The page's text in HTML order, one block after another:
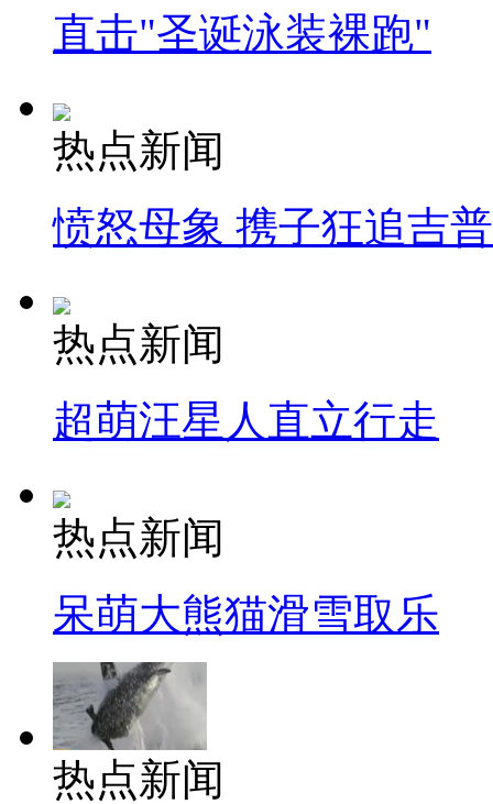
直击"圣诞泳装裸跑"
热点新闻
愤怒母象 携子狂追吉
热点新闻
超萌汪星人直立行走
热点新闻
呆萌大熊猫滑雪取乐
热点新闻